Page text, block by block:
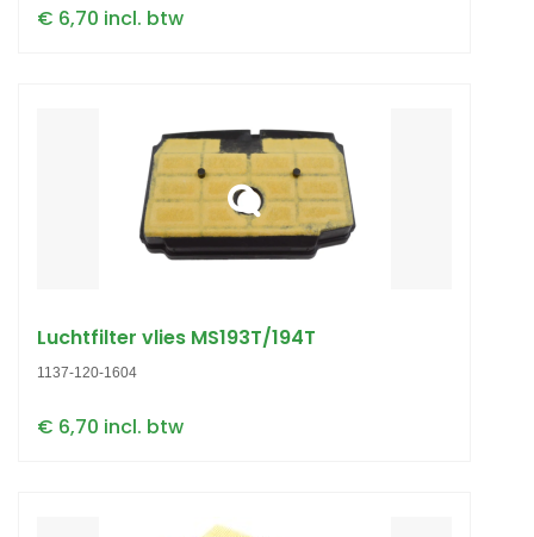
€ 6,70 incl. btw
Luchtfilter vlies MS193T/194T
1137-120-1604
€ 6,70 incl. btw